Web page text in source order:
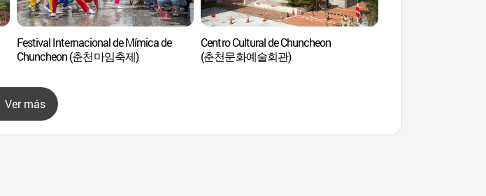
Festival Internacional de Mímica de
Chuncheon (춘천마임축제)
Centro Cultural de Chuncheon
(춘천문화예술회관)
Ver más